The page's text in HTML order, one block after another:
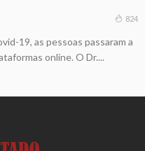
824
19, as pessoas passaram a
online. O Dr....